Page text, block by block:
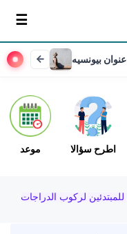
بيونسيه
موعد اطرح سؤالا
لركوب الدراجات